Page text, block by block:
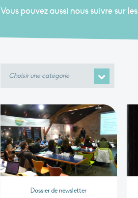
Vous pouvez aussi nous suivre sur
Dossier de newsletter